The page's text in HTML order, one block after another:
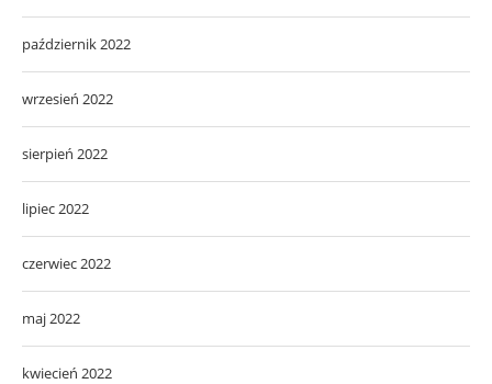
październik 2022
wrzesień 2022
sierpień 2022
lipiec 2022
czerwiec 2022
maj 2022
kwiecień 2022